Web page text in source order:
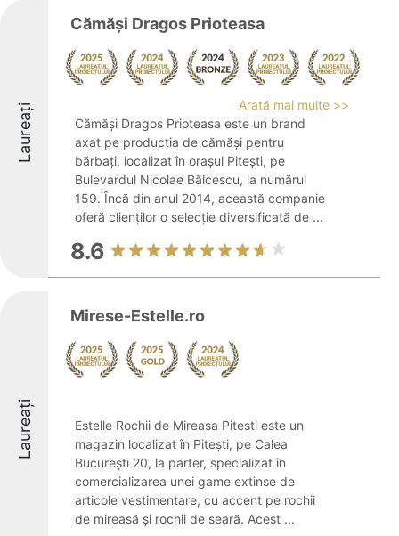
Laureați
Cămăşi Dragos Prioteasa
Arată mai multe >>
Cămăşi Dragos Prioteasa este un brand
axat pe producția de cămăși pentru
bărbați, localizat în orașul Pitești, pe
Bulevardul Nicolae Bălcescu, la numărul
159. Încă din anul 2014, această companie
oferă clienților o selecție diversificată de ...
8.6
Laureați
Mirese-Estelle.ro
Estelle Rochii de Mireasa Pitesti este un
magazin localizat în Pitești, pe Calea
București 20, la parter, specializat în
comercializarea unei game extinse de
articole vestimentare, cu accent pe rochii
de mireasă și rochii de seară. Acest ...